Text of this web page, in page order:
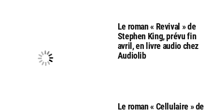
Le roman « Revival » de
Stephen King, prévu fin
avril, en livre audio chez
Audiolib
Le roman « Cellulaire » de